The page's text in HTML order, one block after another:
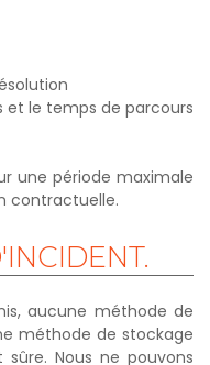
et le temps de parcours
une période maximale
contractuelle.
aucune méthode de
méthode de stockage
Nous ne pouvons